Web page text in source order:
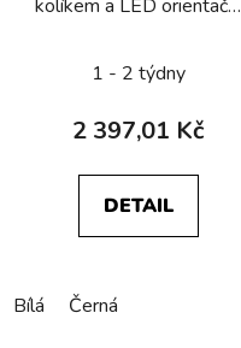
kolíkem a LED orientační
R.1/R.3/R.8
1 - 2 týdny
2 397,01 Kč
DETAIL
Bílá Černá